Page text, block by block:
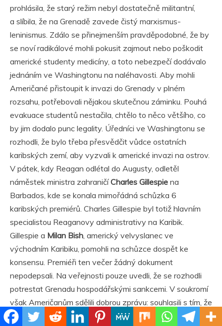
prohlásila, že starý režim nebyl dostatečně militantní,
a slíbila, že na Grenadě zavede čistý marxismus-
leninismus. Zdálo se přinejmenším pravděpodobné, že by
se noví radikálové mohli pokusit zajmout nebo poškodit
americké studenty medicíny, a toto nebezpečí dodávalo
jednáním ve Washingtonu na naléhavosti. Aby mohli
Američané přistoupit k invazi do Grenady v plném
rozsahu, potřebovali nějakou skutečnou záminku. Pouhá
evakuace studentů nestačila, chtělo to něco většího, co
by jim dodalo punc legality. Úředníci ve Washingtonu se
rozhodli, že bylo třeba přesvědčit vůdce ostatních
karibských zemí, aby vyzvali k americké invazi na ostrov.
V pátek, kdy Reagan odlétal do Augusty, odletěl
náměstek ministra zahraničíCharles Gillespie na
Barbados, kde se konala mimořádná schůzka 6
karibských premiérů. Charles Gillespie byl totiž hlavním
specialistou Reaganovy administrativy na Karibik.
Gillespie a Milan Bish , americký velvyslanec ve
východním Karibiku, pomohli na schůzce dospět ke
konsensu. Premiéři ten večer žádný dokument
nepodepsali. Na veřejnosti pouze uvedli, že se rozhodli
potrestat Grenadu hospodářskými sankcemi. V soukromí
však Američanům sdělili dobrou zprávu: souhlasili s tím, že
požádají Ameriku o intervenci. Gillespie to okamžitě